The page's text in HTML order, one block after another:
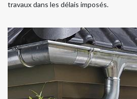
travaux dans les délais imposés.